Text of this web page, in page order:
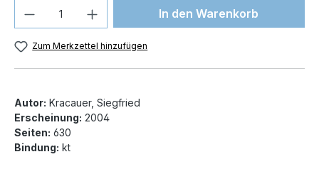
Produkt Anzahl: Gib denIn den Warenkorb
Zum Merkzettel hinzufügen
Autor: Kracauer, Siegfried
Erscheinung: 2004
Seiten: 630
Bindung: kt